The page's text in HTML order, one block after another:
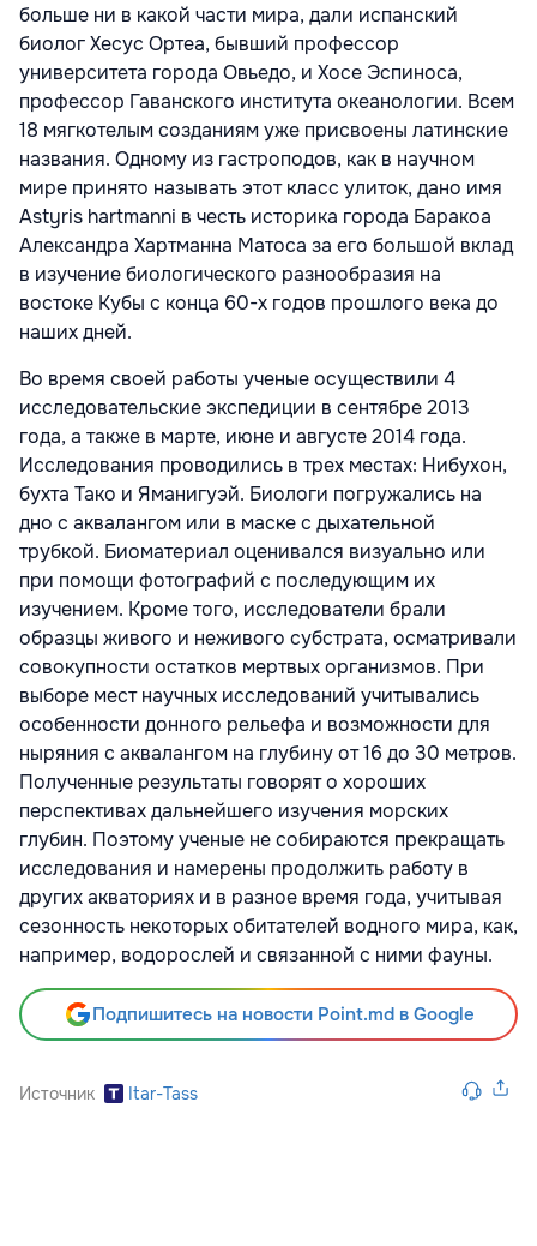
больше ни в какой части мира, дали испанский
биолог Хесус Ортеа, бывший профессор
университета города Овьедо, и Хосе Эспиноса,
профессор Гаванского института океанологии. Всем
18 мягкотелым созданиям уже присвоены латинские
названия. Одному из гастроподов, как в научном
мире принято называть этот класс улиток, дано имя
Astyris hartmanni в честь историка города Баракоа
Александра Хартманна Матоса за его большой вклад
в изучение биологического разнообразия на
востоке Кубы с конца 60-х годов прошлого века до
наших дней.
Во время своей работы ученые осуществили 4
исследовательские экспедиции в сентябре 2013
года, а также в марте, июне и августе 2014 года.
Исследования проводились в трех местах: Нибухон,
бухта Тако и Яманигуэй. Биологи погружались на
дно с аквалангом или в маске с дыхательной
трубкой. Биоматериал оценивался визуально или
при помощи фотографий с последующим их
изучением. Кроме того, исследователи брали
образцы живого и неживого субстрата, осматривали
совокупности остатков мертвых организмов. При
выборе мест научных исследований учитывались
особенности донного рельефа и возможности для
ныряния с аквалангом на глубину от 16 до 30 метров.
Полученные результаты говорят о хороших
перспективах дальнейшего изучения морских
глубин. Поэтому ученые не собираются прекращать
исследования и намерены продолжить работу в
других акваториях и в разное время года, учитывая
сезонность некоторых обитателей водного мира, как,
например, водорослей и связанной с ними фауны.
Подпишитесь на новости Point.md в Google
Источник Itar-Tass